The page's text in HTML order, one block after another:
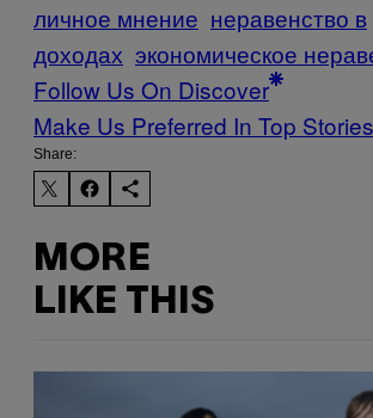
личное мнение неравенство в
доходах экономическое
Follow Us On Discover
Make Us Preferred In Top Stories
Share:
MORE
LIKE THIS